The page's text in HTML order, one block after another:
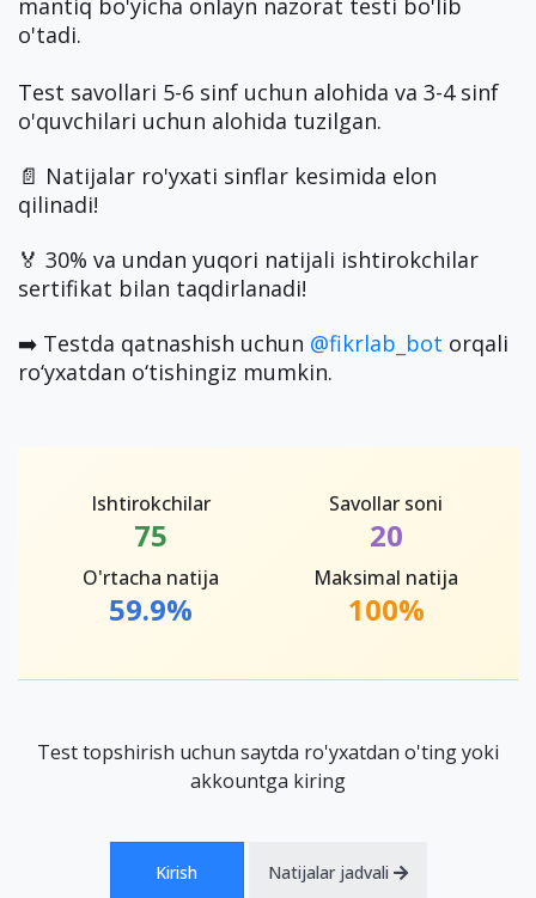
mantiq bo'yicha onlayn nazorat testi bo'lib
o'tadi.
Test savollari 5-6 sinf uchun alohida va 3-4 sinf
o'quvchilari uchun alohida tuzilgan.
📄 Natijalar ro'yxati sinflar kesimida elon
qilinadi!
🏅 30% va undan yuqori natijali ishtirokchilar
sertifikat bilan taqdirlanadi!
➡️ Testda qatnashish uchun @fikrlab_bot orqali
ro‘yxatdan o‘tishingiz mumkin.
Ishtirokchilar
75
Savollar soni
20
O'rtacha natija
59.9%
Maksimal natija
100%
Test topshirish uchun saytda ro'yxatdan o'ting yoki
akkountga kiring
Kirish Natijalar jadvali